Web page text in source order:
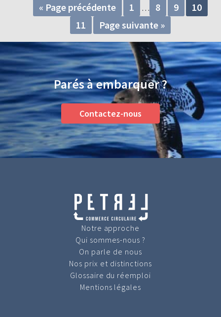
« Page précédente 1 … 8 9
10
11
Page suivante »
Parés à embarquer ?
Contactez-nous
Notre approche
Qui sommes-nous ?
On parle de nous
Nos prix et distinctions
Glossaire du réemploi
Mentions légales